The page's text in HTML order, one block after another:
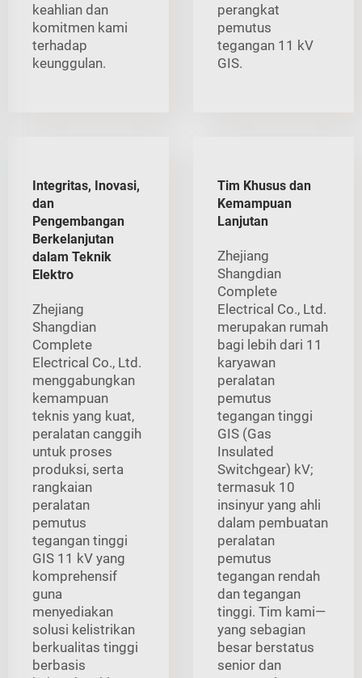
keahlian dan
komitmen kami
terhadap
keunggulan.
perangkat
pemutus
tegangan 11 kV
GIS.
Integritas, Inovasi,
dan
Pengembangan
Berkelanjutan
dalam Teknik
Elektro
Zhejiang
Shangdian
Complete
Electrical Co., Ltd.
menggabungkan
kemampuan
teknis yang kuat,
peralatan canggih
untuk proses
produksi, serta
rangkaian
peralatan
pemutus
tegangan tinggi
GIS 11 kV yang
komprehensif
guna
menyediakan
solusi kelistrikan
berkualitas tinggi
berbasis
Tim Khusus dan
Kemampuan
Lanjutan
Zhejiang
Shangdian
Complete
Electrical Co., Ltd.
merupakan rumah
bagi lebih dari 11
karyawan
peralatan
pemutus
tegangan tinggi
GIS (Gas
Insulated
Switchgear) kV;
termasuk 10
insinyur yang ahli
dalam pembuatan
peralatan
pemutus
tegangan rendah
dan tegangan
tinggi. Tim kami—
yang sebagian
besar berstatus
senior dan